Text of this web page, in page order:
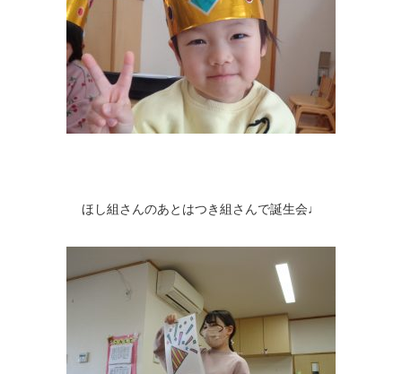
ほし組さんのあとはつき組さんで誕生会♩